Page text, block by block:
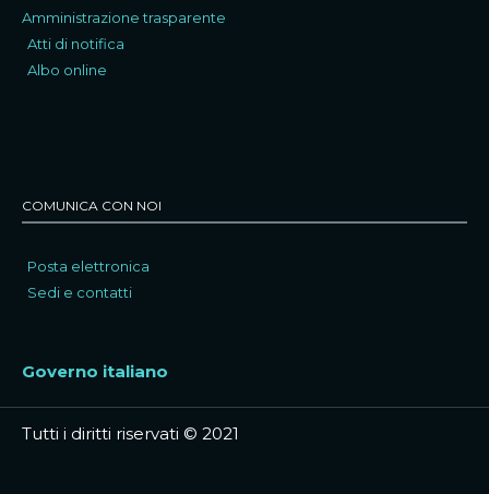
Amministrazione trasparente
Atti di notifica
Albo online
COMUNICA CON NOI
Posta elettronica
Sedi e contatti
Governo italiano
Tutti i diritti riservati © 2021